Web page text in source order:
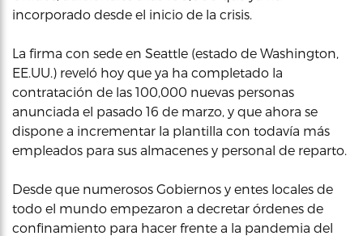
incorporado desde el inicio de la crisis.
La firma con sede en Seattle (estado de Washington,
EE.UU.) reveló hoy que ya ha completado la
contratación de las 100,000 nuevas personas
anunciada el pasado 16 de marzo, y que ahora se
dispone a incrementar la plantilla con todavía más
empleados para sus almacenes y personal de reparto.
Desde que numerosos Gobiernos y entes locales de
todo el mundo empezaron a decretar órdenes de
confinamiento para hacer frente a la pandemia del